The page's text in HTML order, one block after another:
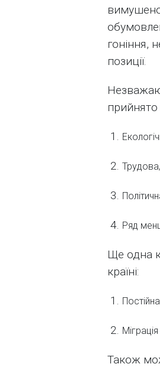
гоніння,
позиції.
прийнято
Трудова,
Ряд
Ще одна
країні:
Також